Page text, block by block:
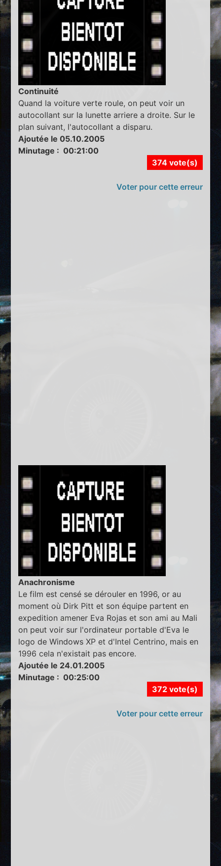
Continuité
Quand la voiture verte roule, on peut voir un
autocollant sur la lunette arriere a droite. Sur le
plan suivant, l'autocollant a disparu.
Ajoutée le 05.10.2005
Minutage : 00:21:00
374 vote(s)
Voter pour cette erreur
Anachronisme
Le film est censé se dérouler en 1996, or au
moment où Dirk Pitt et son équipe partent en
expedition amener Eva Rojas et son ami au Mali
on peut voir sur l'ordinateur portable d'Eva le
logo de Windows XP et d'Intel Centrino, mais en
1996 cela n'existait pas encore.
Ajoutée le 24.01.2005
Minutage : 00:25:00
372 vote(s)
Voter pour cette erreur